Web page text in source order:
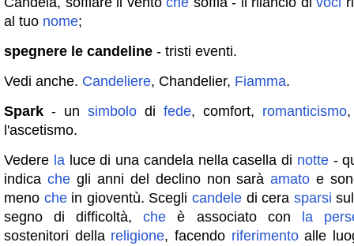
al tuo nome;
spegnere le candeline - tristi eventi.
Vedi anche. Candeliere, Chandelier, Fiamma.
Spark - un simbolo di fede, comfort, romanticismo
l'ascetismo.
Vedere laluce di una candela nella casella di notte-
indica chegli anni del declino non saràamato e
meno chein gioventù. Scegli candeledi cera sparsi
segno di difficoltà,che è associato con la
sostenitori della religione, facendo riferimentoalle